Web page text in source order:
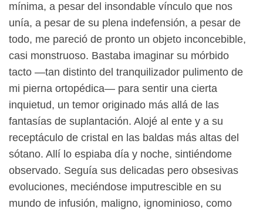
mínima, a pesar del insondable vínculo que nos
unía, a pesar de su plena indefensión, a pesar de
todo, me pareció de pronto un objeto inconcebible,
casi monstruoso. Bastaba imaginar su mórbido
tacto —tan distinto del tranquilizador pulimento de
mi pierna ortopédica— para sentir una cierta
inquietud, un temor originado más allá de las
fantasías de suplantación. Alojé al ente y a su
receptáculo de cristal en las baldas más altas del
sótano. Allí lo espiaba día y noche, sintiéndome
observado. Seguía sus delicadas pero obsesivas
evoluciones, meciéndose imputrescible en su
mundo de infusión, maligno, ignominioso, como